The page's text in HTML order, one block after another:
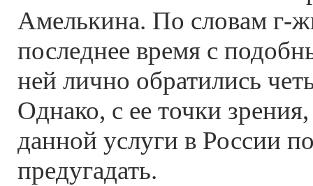
Амелькина. По словам г-
последнее время с
ней лично обратились
Однако, с ее точки
данной услуги в России
предугадать.